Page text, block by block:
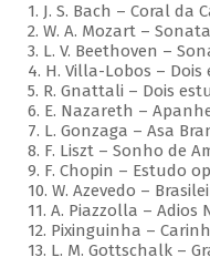
1. J. S. Bach – Coral da
2. W. A. Mozart –
3. L. V. Beethoven –
4. H. Villa-Lobos –
5. R. Gnattali – Dois
6. E. Nazareth –
7. L. Gonzaga – Asa
8. F. Liszt – Sonho de
9. F. Chopin – Estudo
10. W. Azevedo –
11. A. Piazzolla – Adios
12. Pixinguinha –
13. L. M. Gottschalk –